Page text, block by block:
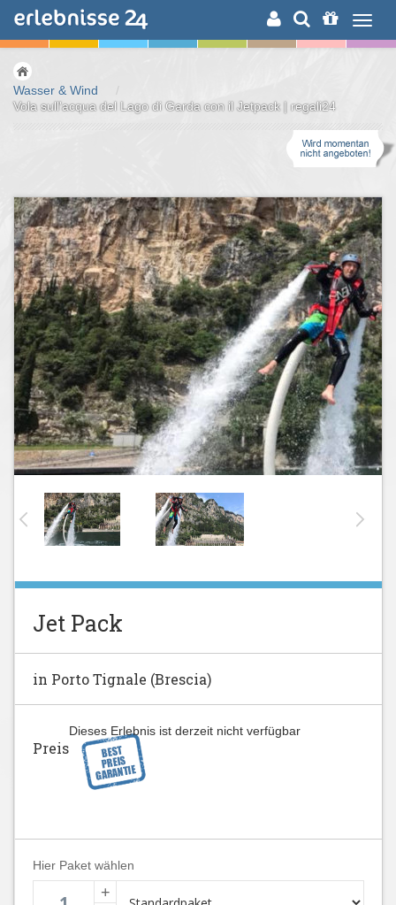
ERLEBNISSUCHE
Wasser & Wind
/
Vola sull'acqua del Lago di Garda con il Jetpack | regali24
Jet Pack
in Porto Tignale (Brescia)
Dieses Erlebnis ist derzeit nicht verfügbar
Preis
Hier Paket wählen
+